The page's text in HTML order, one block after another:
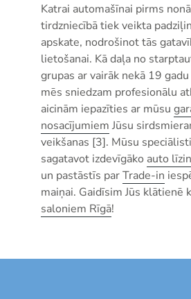
Katrai automašīnai pirms
tirdzniecībā tiek veikta
apskate, nodrošinot tās
lietošanai. Kā daļa no
grupas ar vairāk nekā 19
mēs sniedzam profesionālu
aicinām iepazīties ar mūsu
nosacījumiem Jūsu
veikšanas [3]. Mūsu
sagatavot izdevīgāko auto
un pastāstīs parTrade-in
maiņai. Gaidīsim Jūs klātienē
saloniem Rīgā!